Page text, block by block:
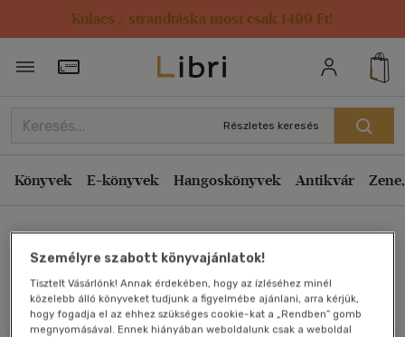
Kulacs / strandtáska most csak 1499 Ft!
Törzsvásárlói Kártya adatai
Részletes keresés
Könyvek E-könyvek Hangoskönyvek Antikvár
Kulcsár Pál
Művei
Rendezés
Kiadás éve szerint csökkenő
Ár szerint csökkenő
Eladott darabszám szerint csökkenő
Eladott darabszám szerint növekvő
Cím szerint A-Z
Szerző szerint A-Z
Személyre szabott könyvajánlatok!
Tisztelt Vásárlónk! Annak érdekében, hogy az ízléséhez minél
közelebb álló könyveket tudjunk a figyelmébe ajánlani, arra kérjük,
hogy fogadja el az ehhez szükséges cookie-kat a „Rendben” gomb
megnyomásával. Ennek hiányában weboldalunk csak a weboldal